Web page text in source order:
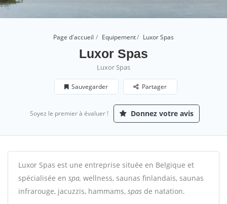
Page d'accueil Equipement Luxor Spas
Luxor Spas
Luxor Spas
Sauvegarder Partager
Soyez le premier à évaluer ! Donnez votre avis
Luxor Spas est une entreprise située en Belgique et
spécialisée en spa, wellness, saunas finlandais, saunas
infrarouge, jacuzzis, hammams, spas de natation.